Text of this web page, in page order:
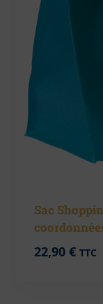
Sac
22,90 € TTC